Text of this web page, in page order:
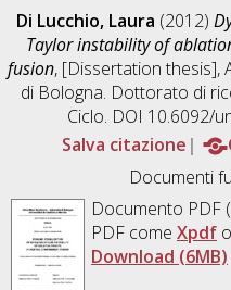
Di Lucchio, Laura (2012)
Taylor instability of
fusion, [Dissertation thesis],
di Bologna. Dottorato di
Ciclo. DOI 10.6092/
Salva citazione
Documenti
Documento PDF
PDF come Xpdfo
Download (6MB)